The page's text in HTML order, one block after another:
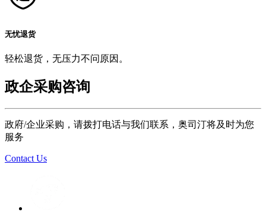
无忧退货
轻松退货，无压力不问原因。
政企采购咨询
政府/企业采购，请拨打电话与我们联系，奥司汀将及时为您
服务
Contact Us